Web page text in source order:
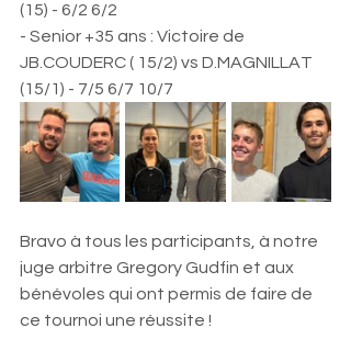
(15) - 6/2 6/2
- Senior +35 ans : Victoire de
JB.COUDERC ( 15/2) vs D.MAGNILLAT
(15/1) - 7/5 6/7 10/7
Bravo à tous les participants, à notre
juge arbitre Gregory Gudfin et aux
bénévoles qui ont permis de faire de
ce tournoi une réussite !